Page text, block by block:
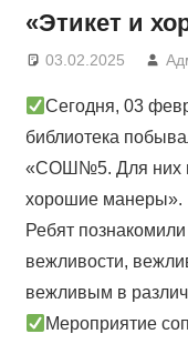
«Этикет и
03.02.2025
Сегодня, 03
библиотека
«СОШ№5. Для них
хорошие манеры».
Ребят
вежливости,
вежливым в
Мероприятие